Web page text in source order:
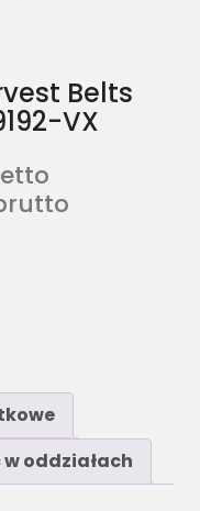
Belts
VX
oddziałach